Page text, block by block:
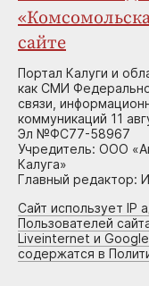
сайте
Портал Калуги и
как СМИ
связи,
коммуникаций 11
Эл №ФС77-58967
Учредитель: ООО
Калуга»
Главный редактор:
Сайт использует IP
Пользователей
Liveinternet и
содержатся в